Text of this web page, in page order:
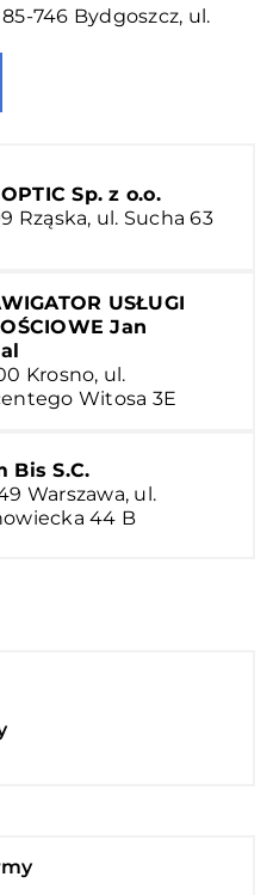
746 Bydgoszcz, ul.
Sp. z o.o.
Rząska, ul. Sucha 63
USŁUGI
Jan
Krosno, ul.
Witosa 3E
Bis S.C.
Warszawa, ul.
44 B